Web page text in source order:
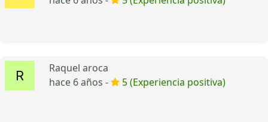
Raquel aroca
hace 6 años -
5 (Experiencia positiva)